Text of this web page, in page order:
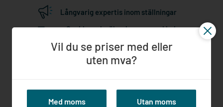
Långvarig expertis inom ställningar
Snabba och säkra leveranser i hela
Högkvalitativa produkter
Vil du se priser med eller
uten mva?
Med moms Utan moms